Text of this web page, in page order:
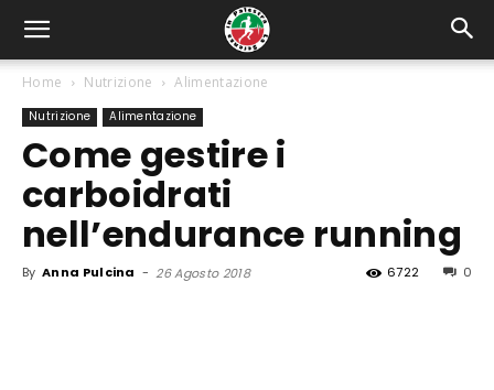
Home Nutrizione Alimentazione
Nutrizione Alimentazione
Come gestire i
carboidrati
nell’endurance running
By Anna Pulcina - 26 Agosto 2018 0
6722